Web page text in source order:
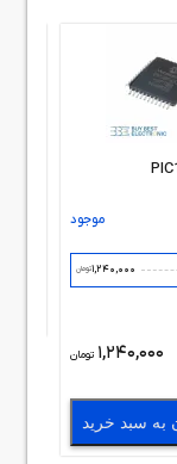
موجود
1,240,000تومان
1,240,000 تومان
به سبد خرید